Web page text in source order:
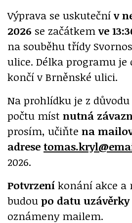
Výprava se uskutečnív
2026 se začátkemve
na souběhu třídy
ulice. Délka programu je
končí v Brněnské ulici.
Na prohlídku je z
počtu míst nutná
prosím, učiňte na
adrese
2026.
Potvrzení konání akce a
budou po datu uzávěrky
oznámeny mailem.